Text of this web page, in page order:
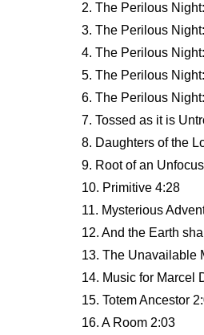
2. The Perilous
3. The Perilous
4. The Perilous
5. The Perilous
6. The Perilous
7. Tossed as it is
8. Daughters of the
9. Root of an
10. Primitive 4:28
11. Mysterious
12. And the Earth
13. The Unavailable
14. Music for Marcel
15. Totem Ancestor
16. A Room 2:03